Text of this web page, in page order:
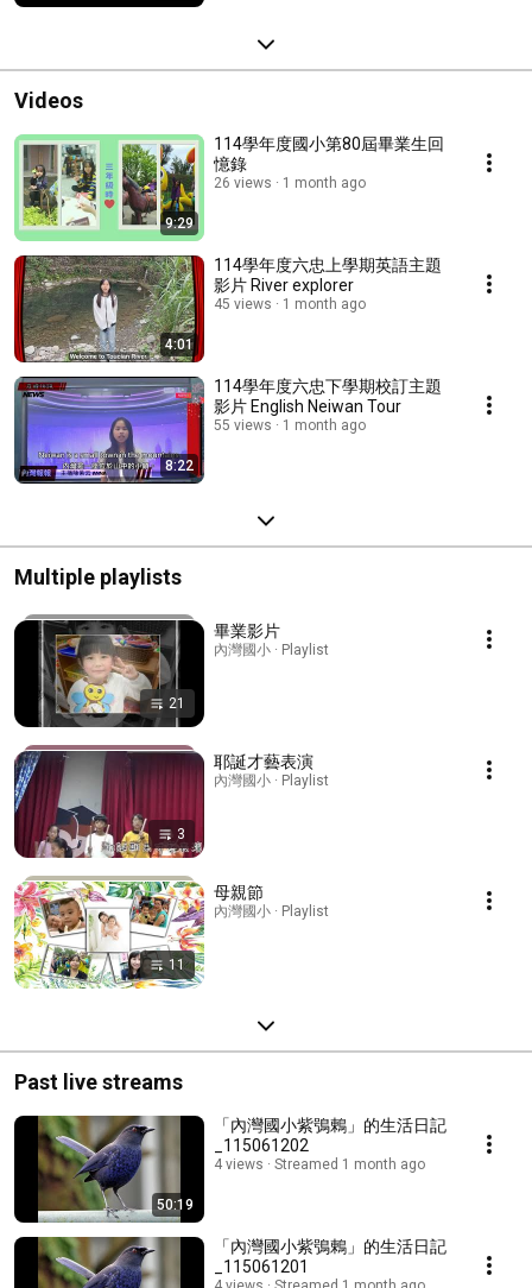
Videos
9:29
114學年度國小第80屆畢業生回
憶錄
26 views 1 month ago
4:01
114學年度六忠上學期英語主題
影片 River explorer
45 views 1 month ago
8:22
114學年度六忠下學期校訂主題
影片 English Neiwan Tour
55 views 1 month ago
Multiple playlists
21
畢業影片
內灣國小 · Playlist
3
耶誕才藝表演
內灣國小 · Playlist
11
母親節
內灣國小 · Playlist
Past live streams
50:19
「內灣國小紫鴞鶇」的生活日記
_115061202
4 views Streamed 1 month ago
「內灣國小紫鴞鶇」的生活日記
_115061201